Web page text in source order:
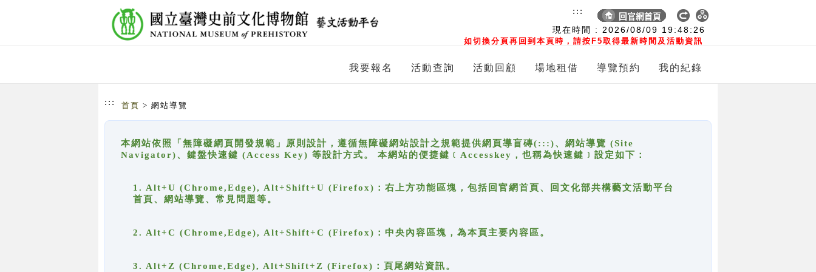
現在時間 : 2026/08/09 19:48:26
如切換分頁再回到本頁時，請按F5取得最新時間及活動資訊
:::
我要報名 活動查詢 活動回顧 場地租借 導覽預約 我的紀錄
::: 首頁 > 網站導覽
本網站依照「無障礙網頁開發規範」原則設計，遵循無障礙網站設計之規範提供網頁導盲磚(:::)、網站導覽 (Site
Navigator)、鍵盤快速鍵 (Access Key) 等設計方式。 本網站的便捷鍵﹝Accesskey，也稱為快速鍵﹞設定如下：
1. Alt+U (Chrome,Edge), Alt+Shift+U (Firefox)：右上方功能區塊，包括回官網首頁、回文化部共構藝文活動平台
首頁、網站導覽、常見問題等。
2. Alt+C (Chrome,Edge), Alt+Shift+C (Firefox)：中央內容區塊，為本頁主要內容區。
3. Alt+Z (Chrome,Edge), Alt+Shift+Z (Firefox)：頁尾網站資訊。